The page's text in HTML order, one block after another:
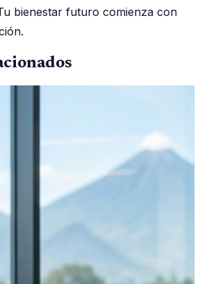
bienestar futuro comienza con